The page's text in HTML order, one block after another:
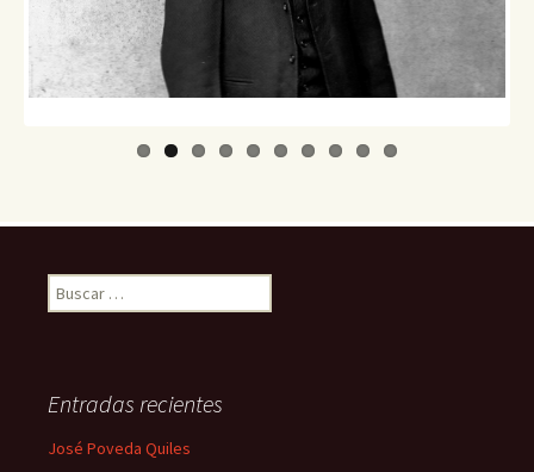
Buscar:
Entradas recientes
José Poveda Quiles